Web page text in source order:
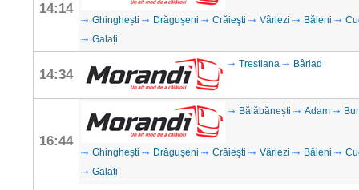
14:14
Ghinghești Drăgușeni Crăieşti Vârlezi Băleni
Galați
14:34
Trestiana Bârlad
16:44
Bălăbănești Adam
Ghinghești Drăgușeni Crăieşti Vârlezi Băleni
Galați